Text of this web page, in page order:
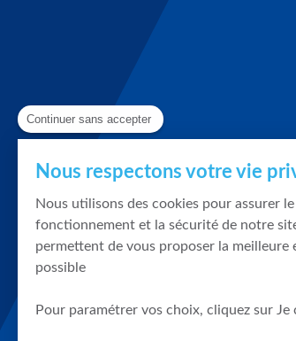
Continuer sans accepter
Nous respectons votre vie
Nous utilisons des cookies pour assurer
fonctionnement et la sécurité de notre
permettent de vous proposer la meilleure
possible
Pour paramétrer vos choix, cliquez sur Je